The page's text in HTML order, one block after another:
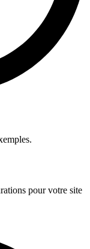
pour votre site